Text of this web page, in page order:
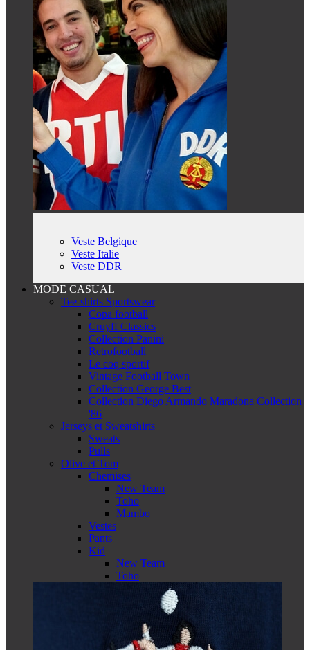
Veste Belgique
Veste Italie
Veste DDR
MODE CASUAL
Tee-shirts Sportswear
Copa football
Cruyff Classics
Collection Panini
Retrofootball
Le coq sportif
Vintage Football Town
Collection George Best
Collection Diego Armando Maradona Collection
'86
Jerseys et Sweatshirts
Sweats
Pulls
Olive et Tom
Chemises
New Team
Toho
Mambo
Vestes
Pants
Kid
New Team
Toho